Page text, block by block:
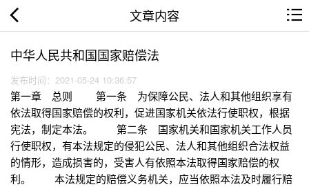
文章内容
中华人民共和国国家赔偿法
发布时间：2021-05-24 10:36:57
第一章 总则 第一条 为保障公民、法人和其他组织享有
依法取得国家赔偿的权利，促进国家机关依法行使职权，根据
宪法，制定本法。 第二条 国家机关和国家机关工作人员
行使职权，有本法规定的侵犯公民、法人和其他组织合法权益
的情形，造成损害的，受害人有依照本法取得国家赔偿的权
利。 本法规定的赔偿义务机关，应当依照本法及时履行赔